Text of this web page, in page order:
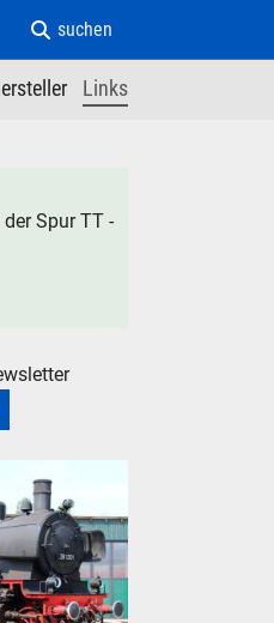
Links
suchen
Spur TT -